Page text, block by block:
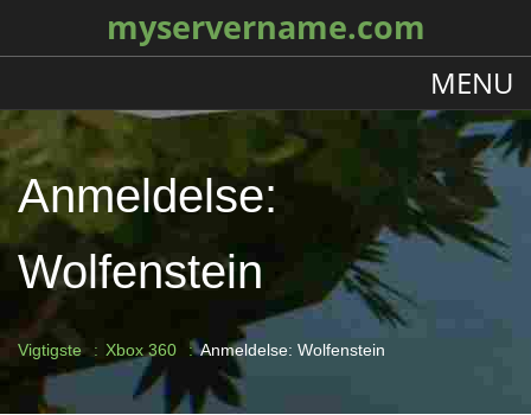
myservername.com
MENU
Anmeldelse:
Wolfenstein
Vigtigste Xbox 360 Anmeldelse: Wolfenstein